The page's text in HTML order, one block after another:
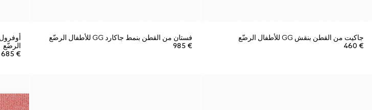
جاكيت من القطن بنقش GG للأطفال الرضّع
€ 460
فستان من القطن بنمط جاكارد GG للأطفال الرضّع
€ 985
الرضّع
€ 685